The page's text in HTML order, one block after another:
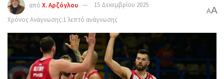
από Χ. Αρζόγλου
15 Δεκεμβρίου 2025
Χρόνος Ανάγνωσης:1 λεπτό ανάγνωσης
AA